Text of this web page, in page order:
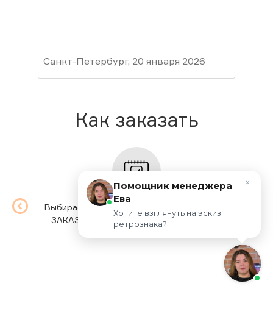
Санкт-Петербург, 20 января 2026
Как заказать
Выбираете товар, выбираете опции, жмете
ЗАКАЗАТЬ. Заполняете простую форму.
Помощник менеджера
Ева
Хотите взглянуть на эскиз
ретрознака?
×